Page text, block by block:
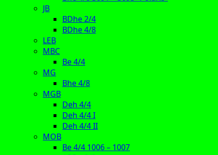
JB
BDhe 2/4
BDhe 4/8
LEB
MBC
Be 4/4
MG
Bhe 4/8
MGB
Deh 4/4
Deh 4/4 I
Deh 4/4 II
MOB
Be 4/4 1006 – 1007